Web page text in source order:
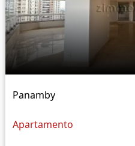
Panamby
Apartamento